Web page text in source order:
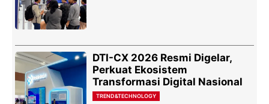
DTI-CX 2026 Resmi Digelar,
Perkuat Ekosistem
Transformasi Digital Nasional
TREND&TECHNOLOGY